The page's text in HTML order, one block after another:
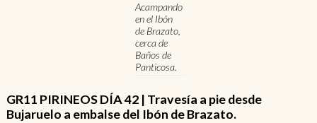
Acampando
en el Ibón
de Brazato,
cerca de
Baños de
Panticosa.
GR11 PIRINEOS DÍA 42 | Travesía a pie desde
Bujaruelo a embalse del Ibón de Brazato.